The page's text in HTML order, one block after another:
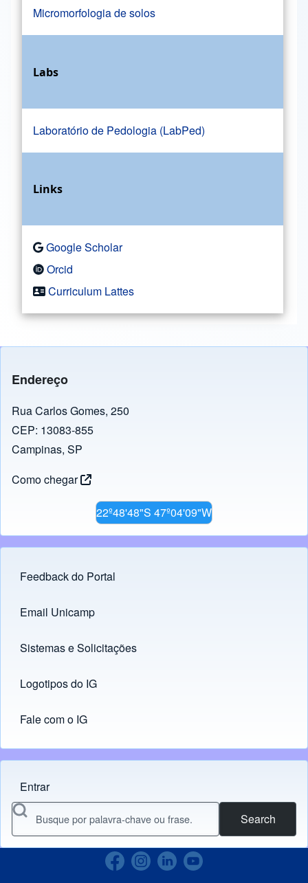
Micromorfologia de solos
Labs
Laboratório de Pedologia (LabPed)
Links
Google Scholar
Orcid
Curriculum Lattes
Endereço
Rua Carlos Gomes, 250
CEP: 13083-855
Campinas, SP
Como chegar
22º48'48"S 47º04'09"W
Footer menu
Feedback do Portal
Links
Email Unicamp
(opens in new tab)
Sistemas e Solicitações
(opens in new tab)
Logotipos do IG
(opens in new tab)
Fale com o IG
Menu do usuário
Entrar
Search